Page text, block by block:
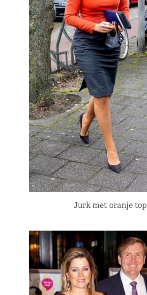
Jurk met oranje top